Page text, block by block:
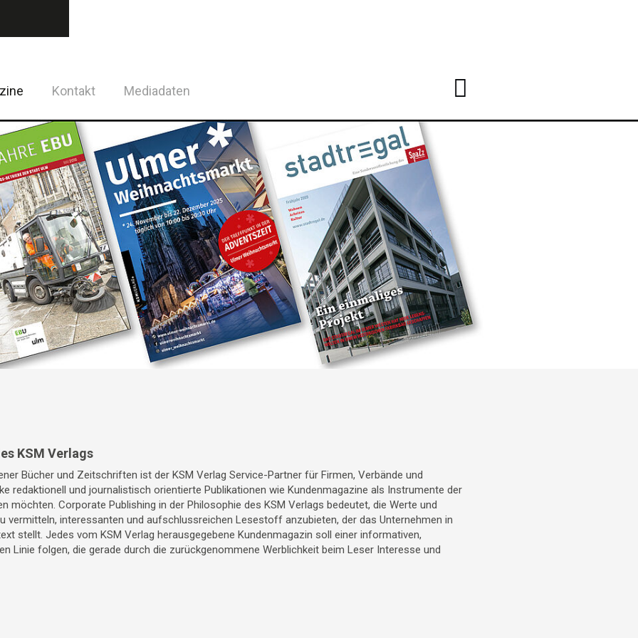
Kontakt Mediadaten
KSM Verlags
Bücher und Zeitschriften ist der KSM Verlag Service-Partner für Firmen, Verbände und
redaktionell und journalistisch orientierte Publikationen wie Kundenmagazine als Instrumente der
möchten. Corporate Publishing in der Philosophie des KSM Verlags bedeutet, die Werte und
vermitteln, interessanten und aufschlussreichen Lesestoff anzubieten, der das Unternehmen in
stellt. Jedes vom KSM Verlag herausgegebene Kundenmagazin soll einer informativen,
Linie folgen, die gerade durch die zurückgenommene Werblichkeit beim Leser Interesse und